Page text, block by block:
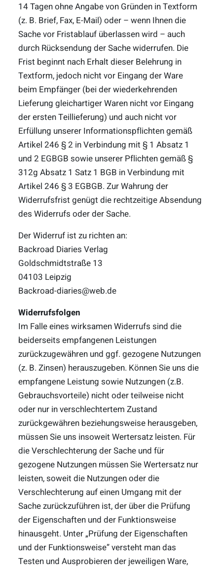
14 Tagen ohne Angabe von Gründen in Textform
(z. B. Brief, Fax, E-Mail) oder – wenn Ihnen die
Sache vor Fristablauf überlassen wird – auch
durch Rücksendung der Sache widerrufen. Die
Frist beginnt nach Erhalt dieser Belehrung in
Textform, jedoch nicht vor Eingang der Ware
beim Empfänger (bei der wiederkehrenden
Lieferung gleichartiger Waren nicht vor Eingang
der ersten Teillieferung) und auch nicht vor
Erfüllung unserer Informationspflichten gemäß
Artikel 246 § 2 in Verbindung mit § 1 Absatz 1
und 2 EGBGB sowie unserer Pflichten gemäß §
312g Absatz 1 Satz 1 BGB in Verbindung mit
Artikel 246 § 3 EGBGB. Zur Wahrung der
Widerrufsfrist genügt die rechtzeitige Absendung
des Widerrufs oder der Sache.
Der Widerruf ist zu richten an:
Backroad Diaries Verlag
Goldschmidtstraße 13
04103 Leipzig
Backroad-diaries@web.de
Widerrufsfolgen
Im Falle eines wirksamen Widerrufs sind die
beiderseits empfangenen Leistungen
zurückzugewähren und ggf. gezogene Nutzungen
(z. B. Zinsen) herauszugeben. Können Sie uns die
empfangene Leistung sowie Nutzungen (z.B.
Gebrauchsvorteile) nicht oder teilweise nicht
oder nur in verschlechtertem Zustand
zurückgewähren beziehungsweise herausgeben,
müssen Sie uns insoweit Wertersatz leisten. Für
die Verschlechterung der Sache und für
gezogene Nutzungen müssen Sie Wertersatz nur
leisten, soweit die Nutzungen oder die
Verschlechterung auf einen Umgang mit der
Sache zurückzuführen ist, der über die Prüfung
der Eigenschaften und der Funktionsweise
hinausgeht. Unter „Prüfung der Eigenschaften
und der Funktionsweise” versteht man das
Testen und Ausprobieren der jeweiligen Ware,